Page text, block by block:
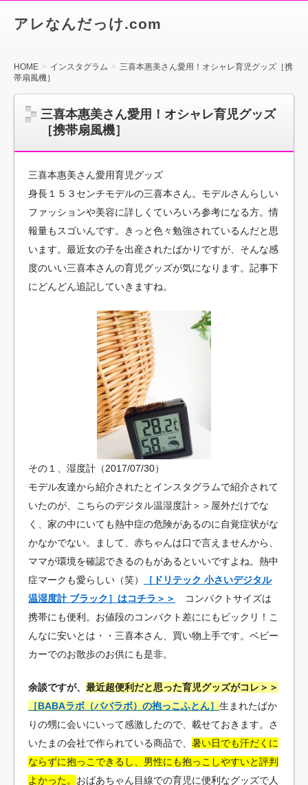
アレなんだっけ.com
HOME インスタグラム
三喜本惠美さん愛用！オシャレ育児グッズ［携
帯扇風機］
三喜本惠美さん愛用！オシャレ育児グッズ
［携帯扇風機］
三喜本惠美さん愛用育児グッズ
身長１５３センチモデルの三喜本さん。モデルさんらしい
ファッションや美容に詳しくていろいろ参考になる方。情
報量もスゴいんです。きっと色々勉強されているんだと思
います。最近女の子を出産されたばかりですが、そんな感
度のいい三喜本さんの育児グッズが気になります。記事下
にどんどん追記していきますね。
その１、湿度計（2017/07/30）
モデル友達から紹介されたとインスタグラムで紹介されて
いたのが、こちらのデジタル温湿度計＞＞屋外だけでな
く、家の中にいても熱中症の危険があるのに自覚症状がな
かなかでない。まして、赤ちゃんは口で言えませんから、
ママが環境を確認できるのもがあるといいですよね。熱中
症マークも愛らしい（笑）
［ドリテック 小さいデジタル
温湿度計 ブラック］はコチラ＞＞
コンパクトサイズは
携帯にも便利。お値段のコンパクト差ににもビックリ！こ
んなに安いとは・・三喜本さん、買い物上手です。ベビー
カーでのお散歩のお供にも是非。
余談ですが、 最近超便利だと思った育児グッズがコレ＞＞
［BABAラボ（ババラボ）の抱っこふとん］ 生まれたばか
りの甥に会いにいって感激したので、載せておきます。さ
いたまの会社で作られている商品で、 暑い日でも汗だくに
ならずに抱っこできるし、男性にも抱っこしやすいと評判
よかった。 おばあちゃん目線での育児に便利なグッズで人